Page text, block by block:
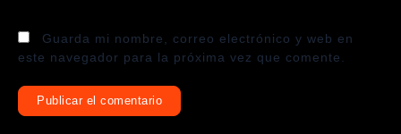
Guarda mi nombre, correo electrónico y web en
este navegador para la próxima vez que comente.